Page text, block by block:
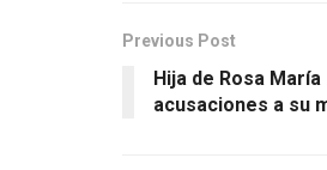
Previous Post
Hija de Rosa
acusaciones a su